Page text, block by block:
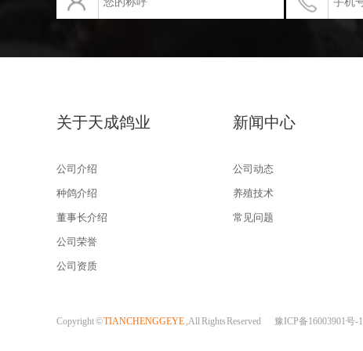
关于天成鸽业
公司介绍
种鸽介绍
董事长介绍
公司荣誉
公司资质
新闻中心
公司动态
养殖技术
常见问题
Copyright ©TIANCHENGGEYE , All Rights Reserved 豫ICP备16003901号-1